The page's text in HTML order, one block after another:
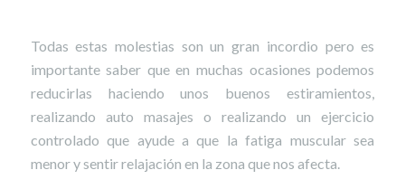
Todas estas molestias son un gran incordio pero es
importante saber que en muchas ocasiones podemos
reducirlas haciendo unos buenos estiramientos,
realizando auto masajes o realizando un ejercicio
controlado que ayude a que la fatiga muscular sea
menor y sentir relajación en la zona que nos afecta.